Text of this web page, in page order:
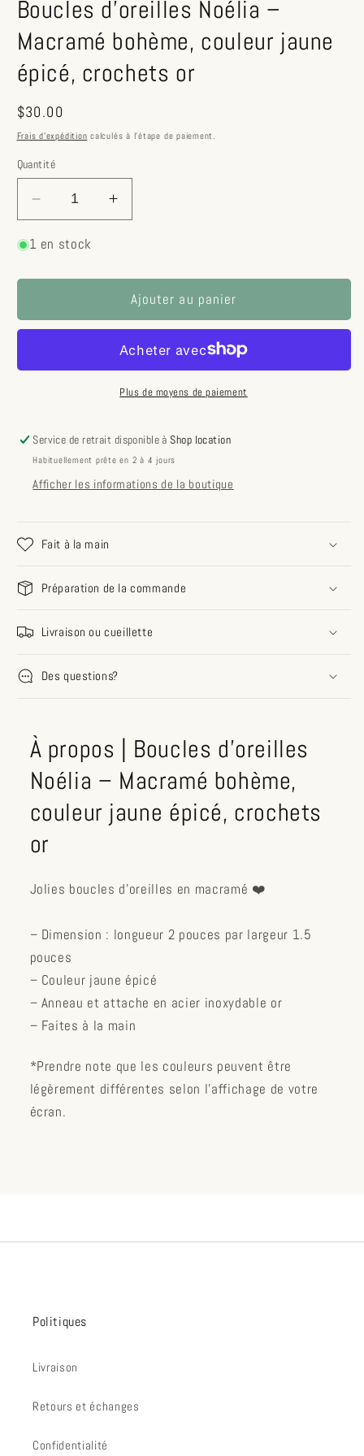
modale
Boucles d'oreilles Noélia –
Macramé bohème, couleur jaune
épicé, crochets or
Prix
habituel
$30.00
Frais d'expédition calculés à l'étape de paiement.
Quantité
Réduire
la
quantité
Boucles
d&#39;oreilles
Noélia
bohème,
crochets
or
Augmenter
la
Boucles
d&#39;oreilles
Noélia
Macramé
bohème,
couleur
crochets
or
1 en stock
Ajouter au panier
Plus de moyens de paiement
Service de retrait disponible à Shop location
Habituellement prête en 2 à 4 jours
Afficher les informations de la boutique
Fait à la main
Préparation de la commande
Livraison ou cueillette
Des questions?
À propos | Boucles d'oreilles
Noélia – Macramé bohème,
couleur jaune épicé, crochets
or
Jolies boucles d’oreilles en macramé ❤️
– Dimension : longueur 2 pouces par largeur 1.5
pouces
– Couleur jaune épicé
– Anneau et attache en acier inoxydable or
– Faites à la main
*Prendre note que les couleurs peuvent être
légèrement différentes selon l'affichage de votre
écran.
Politiques
Livraison
Retours et échanges
Confidentialité